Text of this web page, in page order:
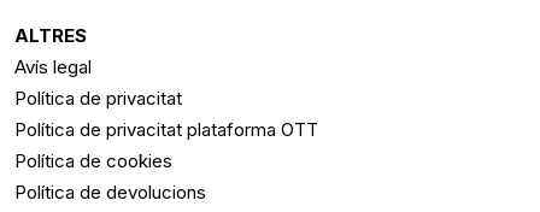
ALTRES
Avís legal
Política de privacitat
Política de privacitat plataforma OTT
Política de cookies
Política de devolucions